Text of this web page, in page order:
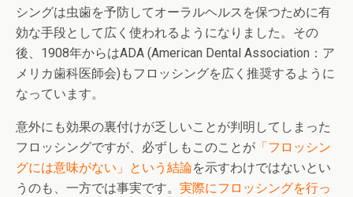
シングは虫歯を予防してオーラルヘルスを保つために有
効な手段として広く使われるようになりました。その
後、1908年からはADA (American Dental Association：ア
メリカ歯科医師会)もフロッシングを広く推奨するように
なっています。
意外にも効果の裏付けが乏しいことが判明してしまった
フロッシングですが、必ずしもこのことが 「フロッシン
グには意味がない」という結論を示すわけではないとい
うのも、一方では事実です。 実際にフロッシングを行っ